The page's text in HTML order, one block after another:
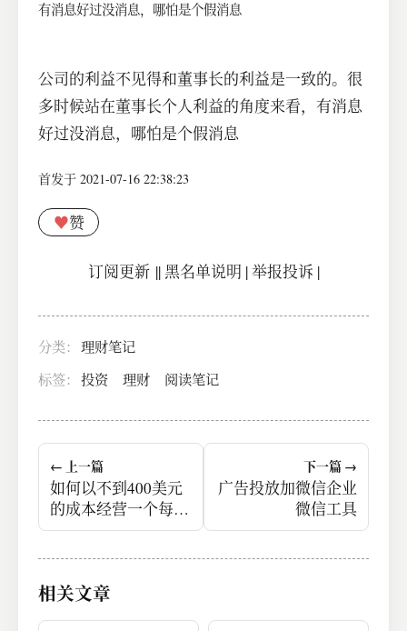
有消息好过没消息，哪怕是个假消息
公司的利益不见得和董事长的利益是一致的。很
多时候站在董事长个人利益的角度来看，有消息
好过没消息，哪怕是个假消息
首发于 2021-07-16 22:38:23
♥赞
订阅更新||黑名单说明 |举报投诉 |
分类： 理财笔记
标签： 投资 理财 阅读笔记
← 上一篇
如何以不到400美元
的成本经营一个每月
500万访问的80Tb流
下一篇 →
广告投放加微信企业
微信工具
相关文章